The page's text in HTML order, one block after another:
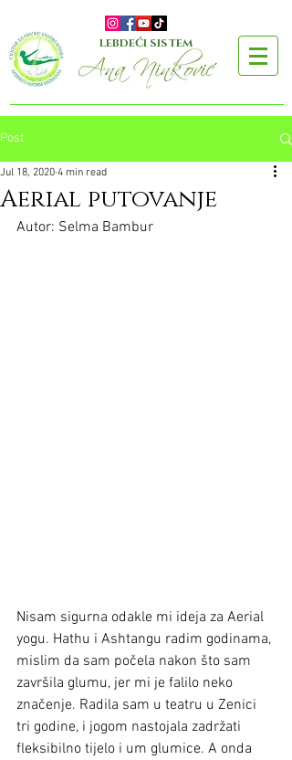
LEBDEĆI SISTEM
Post
Aerial putovanje
Jul 18, 2020 4 min read
Autor: Selma Bambur
Nisam sigurna odakle mi ideja za Aerial
yogu. Hathu i Ashtangu radim godinama,
mislim da sam počela nakon što sam
završila glumu, jer mi je falilo neko
značenje. Radila sam u teatru u Zenici
tri godine, i jogom nastojala zadržati
fleksibilno tijelo i um glumice. A onda